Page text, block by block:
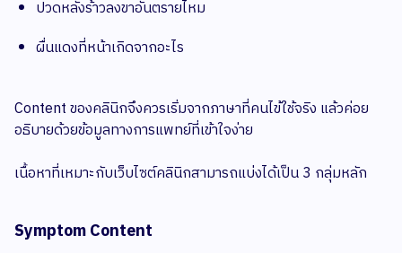
ปวดหลังร้าวลงขาอันตรายไหม
ผื่นแดงที่หน้าเกิดจากอะไร
Content ของคลินิกจึงควรเริ่มจากภาษาที่คนไข้ใช้จริง แล้วค่อย
อธิบายด้วยข้อมูลทางการแพทย์ที่เข้าใจง่าย
เนื้อหาที่เหมาะกับเว็บไซต์คลินิกสามารถแบ่งได้เป็น 3 กลุ่มหลัก
Symptom Content